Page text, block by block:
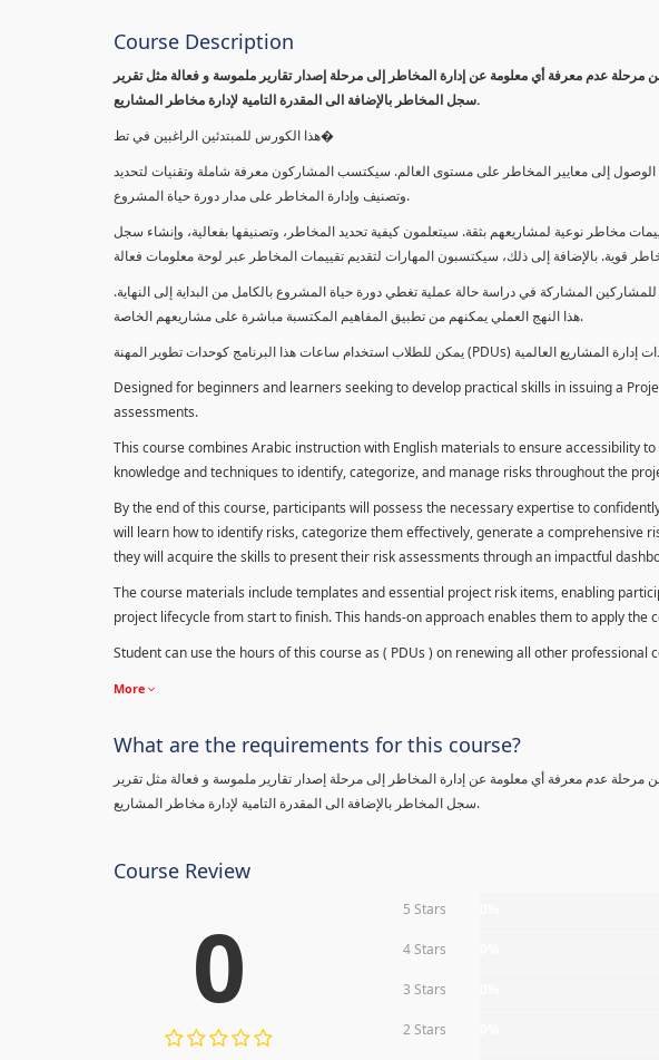
Course Description
من مرحلة عدم معرفة أي معلومة عن إدارة المخاطر إلى مرحلة إصدار تقارير ملموسة و فعالة مثل تقرير
سجل المخاطر بالإضافة الى المقدرة التامية لإدارة مخاطر المشاريع.
هذا الكورس للمبتدئين الراغبين في تط�
الوصول إلى معايير المخاطر على مستوى العالم. سيكتسب المشاركون معرفة شاملة وتقنيات لتحديد
وتصنيف وإدارة المخاطر على مدار دورة حياة المشروع.
مخاطر نوعية لمشاريعهم بثقة. سيتعلمون كيفية تحديد المخاطر، وتصنيفها بفعالية، وإنشاء سجل
المشاركة في دراسة حالة عملية تغطي دورة حياة المشروع بالكامل من البداية إلى النهاية.
هذا النهج العملي يمكنهم من تطبيق المفاهيم المكتسبة مباشرة على مشاريعهم الخاصة.
Designed for beginners and learners seeking to develop practical skills in issuing a
assessments.
This course combines Arabic instruction with English materials to ensure accessibility
knowledge and techniques to identify, categorize, and manage risks throughout the
By the end of this course, participants will possess the necessary expertise to
will learn how to identify risks, categorize them effectively, generate a comprehensive
they will acquire the skills to present their risk assessments through an impactful
The course materials include templates and essential project risk items, enabling
project lifecycle from start to finish. This hands-on approach enables them to apply the
Student can use the hours of this course as ( PDUs ) on renewing all other professional
More
What are the requirements for this course?
من مرحلة عدم معرفة أي معلومة عن إدارة المخاطر إلى مرحلة إصدار تقارير ملموسة و فعالة مثل تقرير
سجل المخاطر بالإضافة الى المقدرة التامية لإدارة مخاطر المشاريع.
Course Review
0 5 Stars
4 Stars
3 Stars
2 Stars